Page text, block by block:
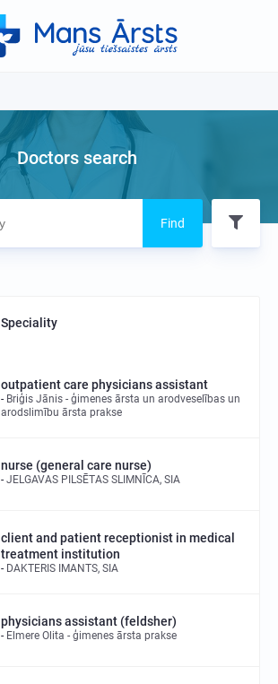
Doctors search
Find
Speciality
outpatient care physicians assistant
Briģis Jānis - ģimenes ārsta un arodveselības un
arodslimību ārsta prakse
nurse (general care nurse)
JELGAVAS PILSĒTAS SLIMNĪCA, SIA
client and patient receptionist in medical
treatment institution
DAKTERIS IMANTS, SIA
physicians assistant (feldsher)
Elmere Olita - ģimenes ārsta prakse